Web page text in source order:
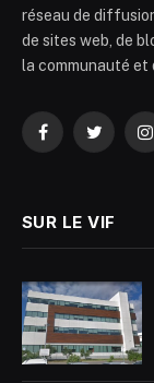
réseau de
de sites web, de
la communauté et
FacebookTwitter
SUR LE VIF